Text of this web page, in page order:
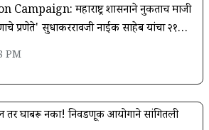
महाराष्ट्र शासनाने नुकताच माजी
प्रणेते' सुधाकररावजी नाईक साहेब यांचा २१
दिन म्हणून साजरा करण्याचा निर्णय
PM